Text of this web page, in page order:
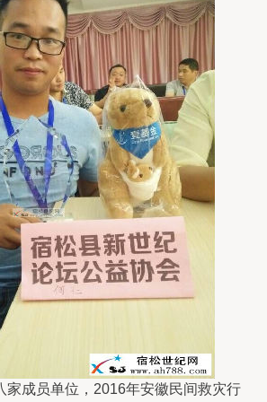
成员单位，2016年安徽民间救灾行